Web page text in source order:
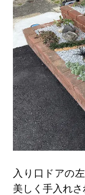
入り口ドアの
美しく手入れさ